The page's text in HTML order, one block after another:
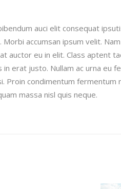
auci elit consequat
accumsan ipsum velit.
auctor eu in elit. Class aptent
erat justo. Nullam ac urna eu
Proin condimentum fermentum
massa nisl quis neque.